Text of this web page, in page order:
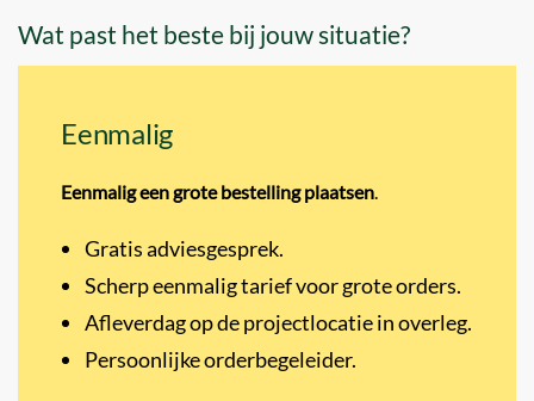
Wat past het beste bij jouw situatie?
Eenmalig
Eenmalig een grote bestelling plaatsen.
Gratis adviesgesprek.
Scherp eenmalig tarief voor grote orders.
Afleverdag op de projectlocatie in overleg.
Persoonlijke orderbegeleider.